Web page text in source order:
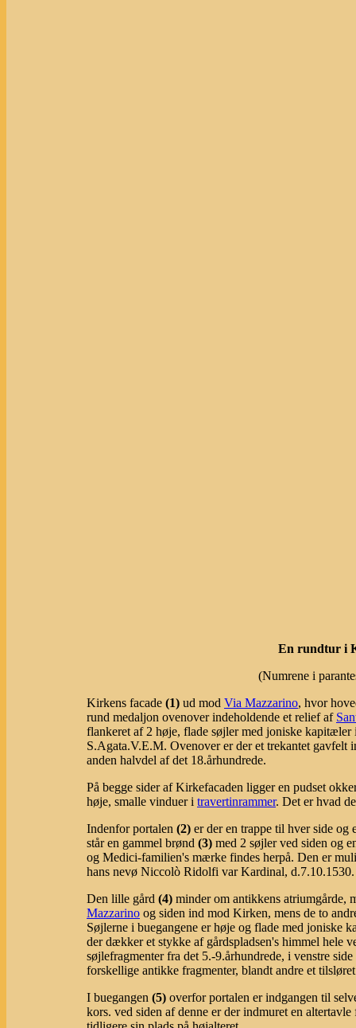
En rundtur i
(Numrene i
Kirkens facade (1) ud mod Via Mazzarino, hvor
rund medaljon ovenover indeholdende et relief af
flankeret af 2 høje, flade søjler med joniske
S.Agata.V.E.M. Ovenover er der et trekantet
anden halvdel af det 18.århundrede.
På begge sider af Kirkefacaden ligger en pudset
høje, smalle vinduer i travertinrammer. Det er hvad
Indenfor portalen (2) er der en trappe til hver side
står en gammel brønd (3) med 2 søjler ved siden og
og Medici-familien's mærke findes herpå. Den er
hans nevø Niccolò Ridolfi var Kardinal, d.7.10.1530.
Den lille gård (4) minder om antikkens atriumgårde,
Mazzarino og siden ind mod Kirken, mens de to
Søjlerne i buegangene er høje og flade med joniske
der dækker et stykke af gårdspladsen's himmel hele
søjlefragmenter fra det 5.-9.århundrede, i venstre
forskellige antikke fragmenter, blandt andre et
I buegangen (5) overfor portalen er indgangen til
kors. ved siden af denne er der indmuret en